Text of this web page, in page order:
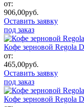
от:
906,00руб.
Оставить заявку
под заказ
Кофе зерновой Regola
от:
465,00руб.
Оставить заявку
под заказ
Кофе зерновой Regola